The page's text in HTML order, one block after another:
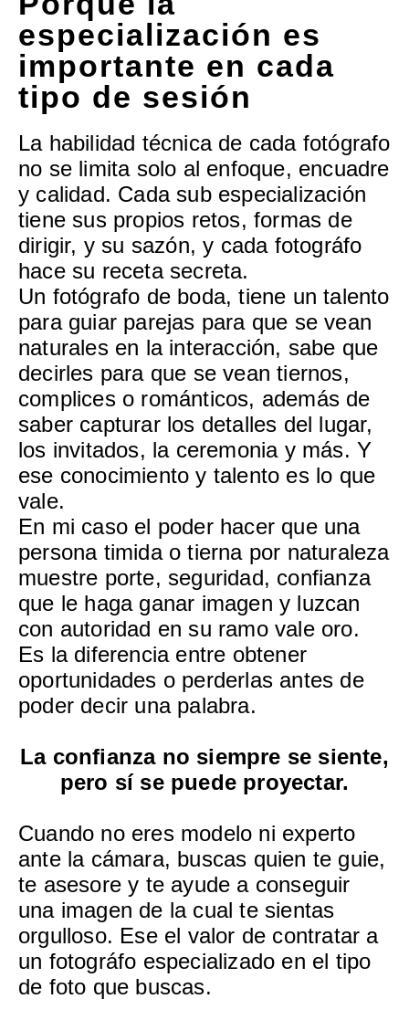
especialización es
importante en cada
tipo de sesión
La habilidad técnica de cada fotógrafo
no se limita solo al enfoque, encuadre
y calidad. Cada sub especialización
tiene sus propios retos, formas de
dirigir, y su sazón, y cada fotográfo
hace su receta secreta.
Un fotógrafo de boda, tiene un talento
para guiar parejas para que se vean
naturales en la interacción, sabe que
decirles para que se vean tiernos,
complices o románticos, además de
saber capturar los detalles del lugar,
los invitados, la ceremonia y más. Y
ese conocimiento y talento es lo que
vale.
En mi caso el poder hacer que una
persona timida o tierna por naturaleza
muestre porte, seguridad, confianza
que le haga ganar imagen y luzcan
con autoridad en su ramo vale oro.
Es la diferencia entre obtener
oportunidades o perderlas antes de
poder decir una palabra.
La confianza no siempre se siente,
pero sí se puede proyectar.
Cuando no eres modelo ni experto
ante la cámara, buscas quien te guie,
te asesore y te ayude a conseguir
una imagen de la cual te sientas
orgulloso. Ese el valor de contratar a
un fotográfo especializado en el tipo
de foto que buscas.